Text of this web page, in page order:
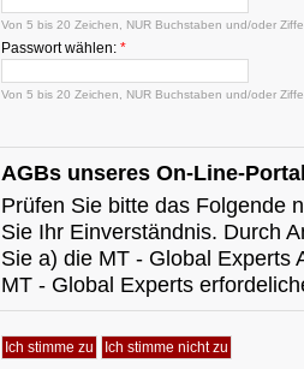
Von 5 bis 20 Zeichen, NUR Buchstaben und/oder
Passwort wählen:*
Von 5 bis 20 Zeichen, NUR Buchstaben und/oder
AGBs unseres On-Line-
Prüfen Sie bitte das Folgende
Sie Ihr Einverständnis. Durch
Sie a) die MT - Global Experts
MT - Global Experts